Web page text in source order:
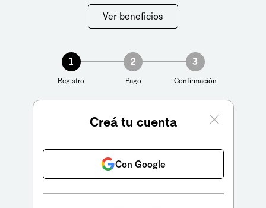
Ver beneficios
1
Registro
2
Pago
3
Confirmación
Creá tu cuenta
Con Google